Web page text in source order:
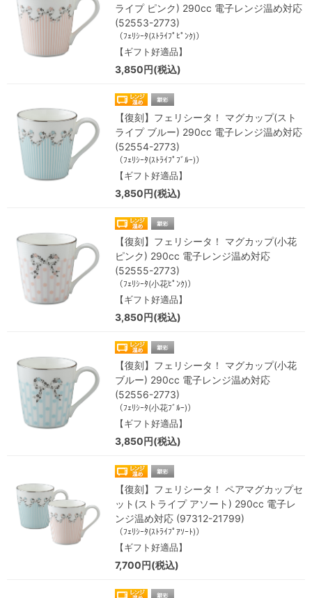
ライプ ピンク) 290cc 電子レンジ温め対応
(52553-2773)
（ﾌｪﾘｼｰﾀ(ｽﾄﾗｲﾌﾟﾋﾟﾝｸ)）
【ギフト好適品】
3,850円(税込)
【復刻】フェリシータ！ マグカップ(スト
ライプ ブルー) 290cc 電子レンジ温め対応
(52554-2773)
（ﾌｪﾘｼｰﾀ(ｽﾄﾗｲﾌﾟﾌﾞﾙｰ)）
【ギフト好適品】
3,850円(税込)
【復刻】フェリシータ！ マグカップ(小花
ピンク) 290cc 電子レンジ温め対応
(52555-2773)
（ﾌｪﾘｼｰﾀ(小花ﾋﾟﾝｸ)）
【ギフト好適品】
3,850円(税込)
【復刻】フェリシータ！ マグカップ(小花
ブルー) 290cc 電子レンジ温め対応
(52556-2773)
（ﾌｪﾘｼｰﾀ(小花ﾌﾞﾙｰ)）
【ギフト好適品】
3,850円(税込)
【復刻】フェリシータ！ ペアマグカップセ
ット(ストライプ アソート) 290cc 電子レ
ンジ温め対応 (97312-21799)
（ﾌｪﾘｼｰﾀ(ｽﾄﾗｲﾌﾟｱｿｰﾄ)）
【ギフト好適品】
7,700円(税込)